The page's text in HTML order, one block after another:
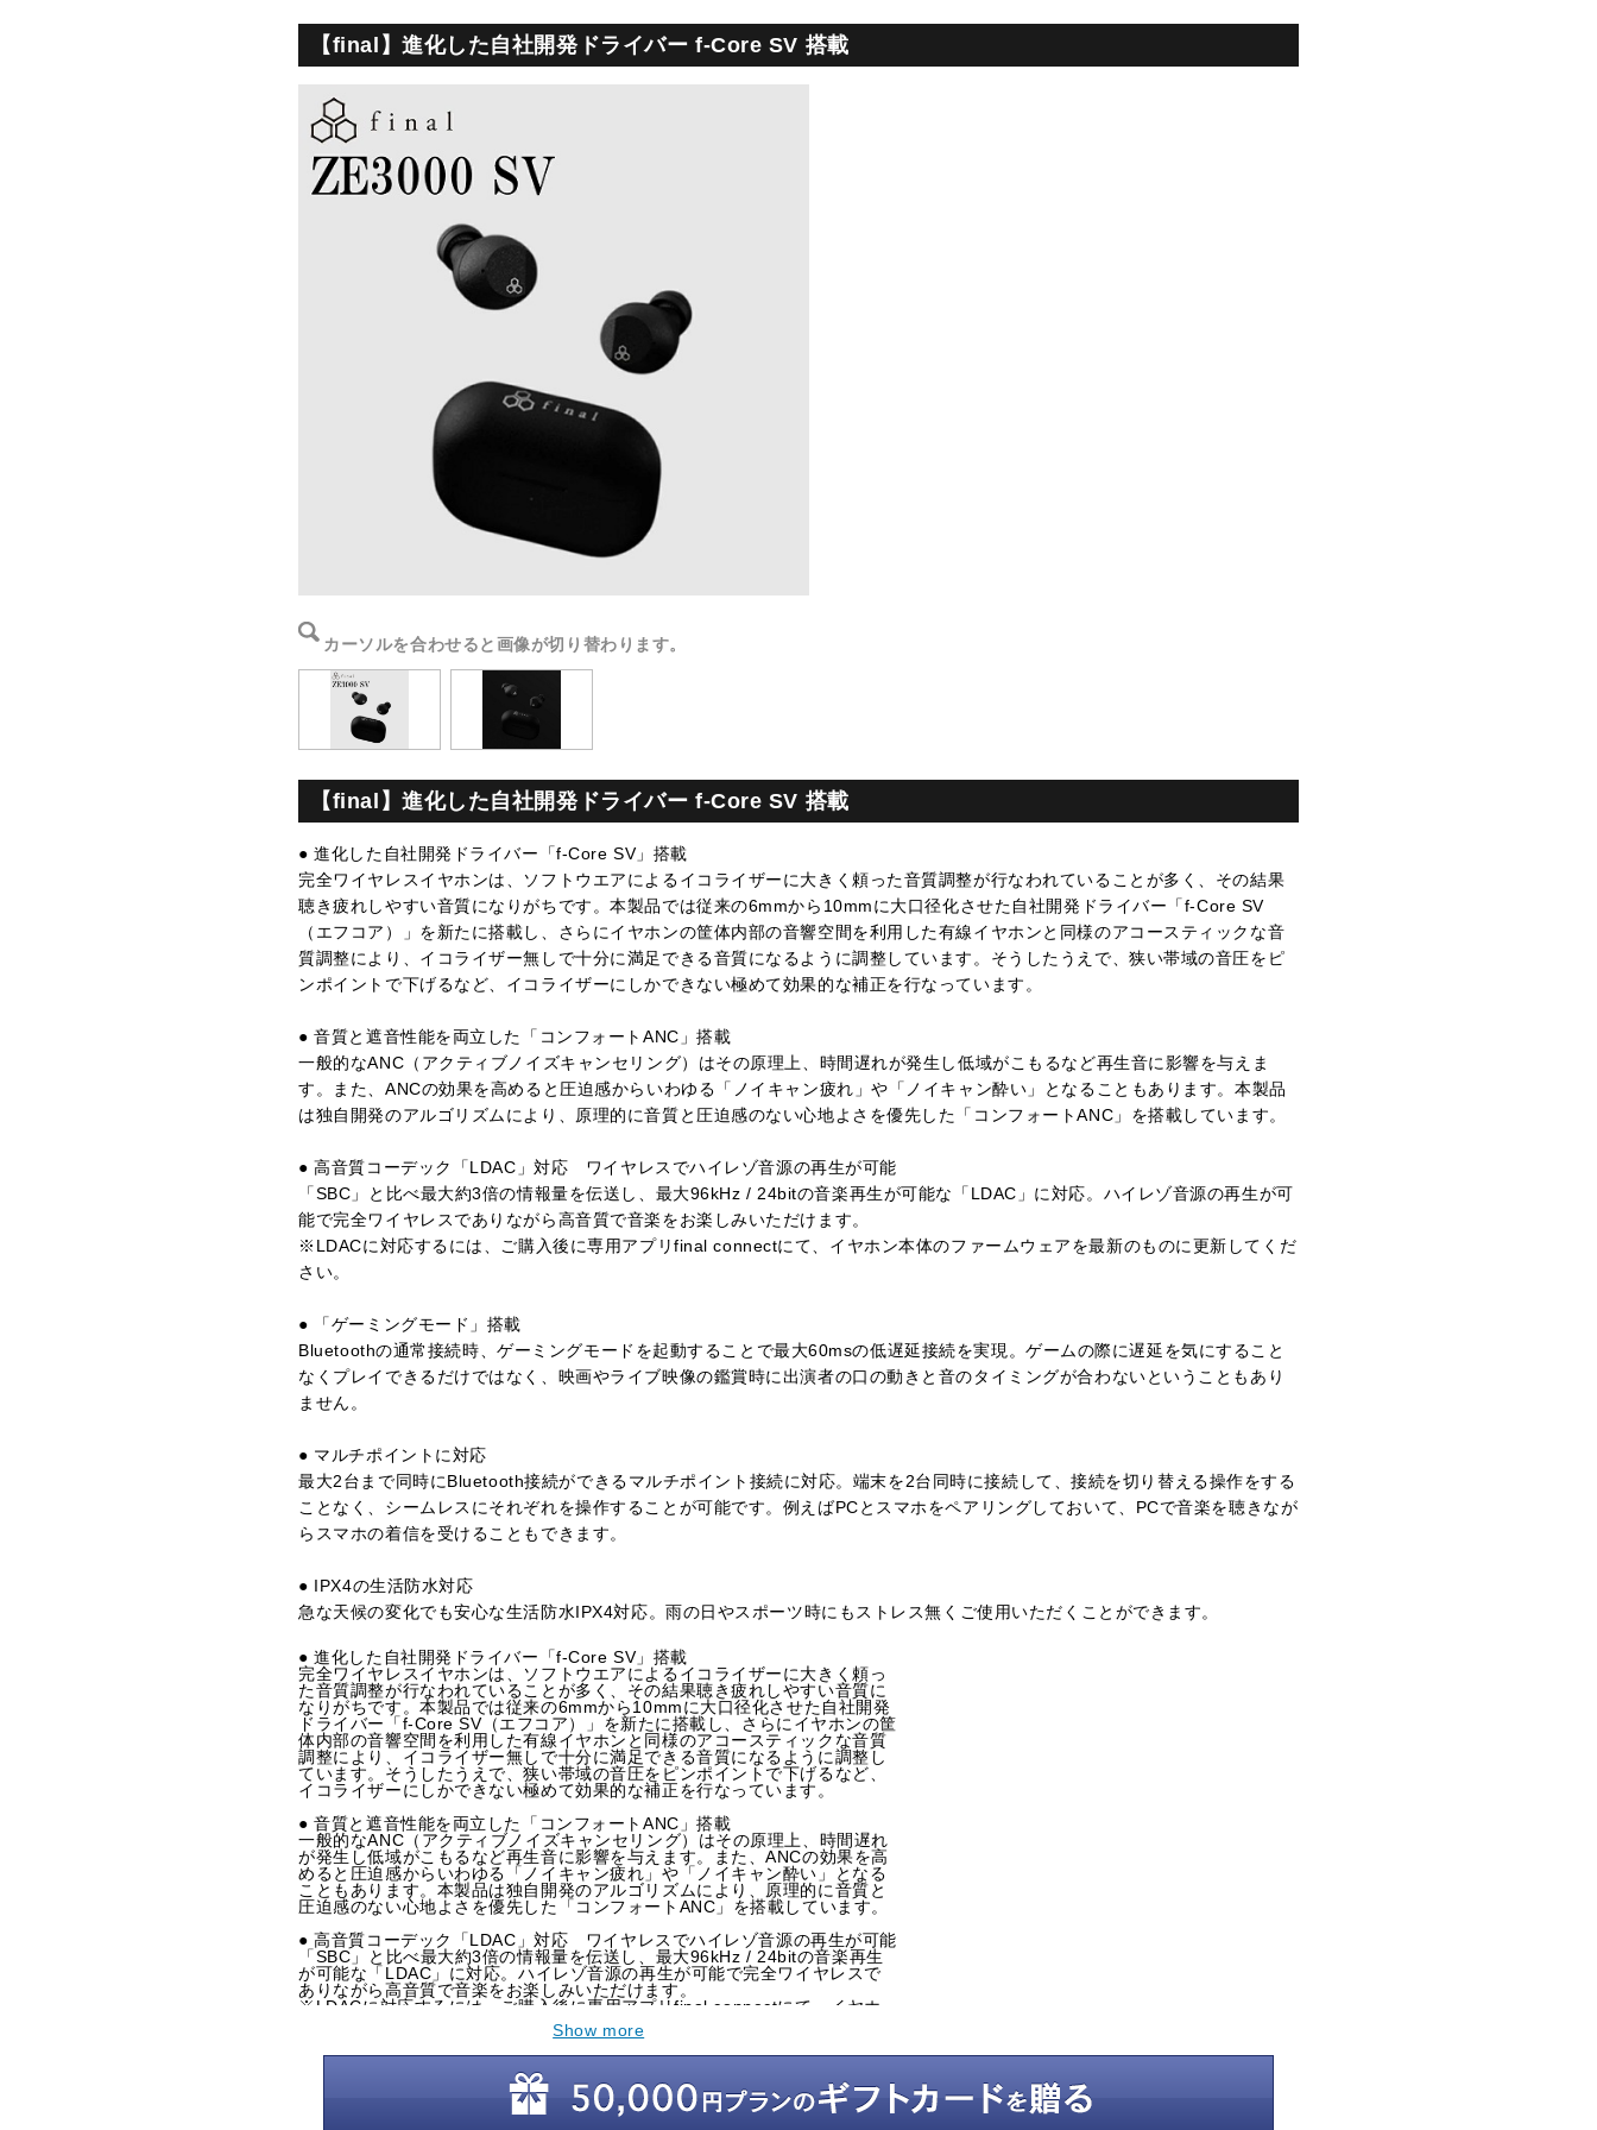
【final】進化した自社開発ドライバー f-Core SV 搭載
カーソルを合わせると画像が切り替わります。
【final】進化した自社開発ドライバー f-Core SV 搭載
● 進化した自社開発ドライバー「f-Core SV」搭載
完全ワイヤレスイヤホンは、ソフトウエアによるイコライザーに大きく頼った音質調整が行なわれていることが多く、その結果
聴き疲れしやすい音質になりがちです。本製品では従来の6mmから10mmに大口径化させた自社開発ドライバー「f-Core SV
（エフコア）」を新たに搭載し、さらにイヤホンの筐体内部の音響空間を利用した有線イヤホンと同様のアコースティックな音
質調整により、イコライザー無しで十分に満足できる音質になるように調整しています。そうしたうえで、狭い帯域の音圧をピ
ンポイントで下げるなど、イコライザーにしかできない極めて効果的な補正を行なっています。
● 音質と遮音性能を両立した「コンフォートANC」搭載
一般的なANC（アクティブノイズキャンセリング）はその原理上、時間遅れが発生し低域がこもるなど再生音に影響を与えま
す。また、ANCの効果を高めると圧迫感からいわゆる「ノイキャン疲れ」や「ノイキャン酔い」となることもあります。本製品
は独自開発のアルゴリズムにより、原理的に音質と圧迫感のない心地よさを優先した「コンフォートANC」を搭載しています。
● 高音質コーデック「LDAC」対応 ワイヤレスでハイレゾ音源の再生が可能
「SBC」と比べ最大約3倍の情報量を伝送し、最大96kHz / 24bitの音楽再生が可能な「LDAC」に対応。ハイレゾ音源の再生が可
能で完全ワイヤレスでありながら高音質で音楽をお楽しみいただけます。
※LDACに対応するには、ご購入後に専用アプリfinal connectにて、イヤホン本体のファームウェアを最新のものに更新してくだ
さい。
● 「ゲーミングモード」搭載
Bluetoothの通常接続時、ゲーミングモードを起動することで最大60msの低遅延接続を実現。ゲームの際に遅延を気にすること
なくプレイできるだけではなく、映画やライブ映像の鑑賞時に出演者の口の動きと音のタイミングが合わないということもあり
ません。
● マルチポイントに対応
最大2台まで同時にBluetooth接続ができるマルチポイント接続に対応。端末を2台同時に接続して、接続を切り替える操作をする
ことなく、シームレスにそれぞれを操作することが可能です。例えばPCとスマホをペアリングしておいて、PCで音楽を聴きなが
らスマホの着信を受けることもできます。
● IPX4の生活防水対応
急な天候の変化でも安心な生活防水IPX4対応。雨の日やスポーツ時にもストレス無くご使用いただくことができます。
● 進化した自社開発ドライバー「f-Core SV」搭載
完全ワイヤレスイヤホンは、ソフトウエアによるイコライザーに大きく頼っ
た音質調整が行なわれていることが多く、その結果聴き疲れしやすい音質に
なりがちです。本製品では従来の6mmから10mmに大口径化させた自社開発
ドライバー「f-Core SV（エフコア）」を新たに搭載し、さらにイヤホンの筐
体内部の音響空間を利用した有線イヤホンと同様のアコースティックな音質
調整により、イコライザー無しで十分に満足できる音質になるように調整し
ています。そうしたうえで、狭い帯域の音圧をピンポイントで下げるなど、
イコライザーにしかできない極めて効果的な補正を行なっています。
● 音質と遮音性能を両立した「コンフォートANC」搭載
一般的なANC（アクティブノイズキャンセリング）はその原理上、時間遅れ
が発生し低域がこもるなど再生音に影響を与えます。また、ANCの効果を高
めると圧迫感からいわゆる「ノイキャン疲れ」や「ノイキャン酔い」となる
こともあります。本製品は独自開発のアルゴリズムにより、原理的に音質と
圧迫感のない心地よさを優先した「コンフォートANC」を搭載しています。
● 高音質コーデック「LDAC」対応 ワイヤレスでハイレゾ音源の再生が可能
「SBC」と比べ最大約3倍の情報量を伝送し、最大96kHz / 24bitの音楽再生
が可能な「LDAC」に対応。ハイレゾ音源の再生が可能で完全ワイヤレスで
ありながら高音質で音楽をお楽しみいただけます。
※LDACに対応するには、ご購入後に専用アプリfinal connectにて、イヤホ
ン本体のファームウェアを最新のものに更新してください。
● 「ゲーミングモード」搭載
Bluetoothの通常接続時、ゲーミングモードを起動することで最大60msの低
遅延接続を実現。ゲームの際に遅延を気にすることなくプレイできるだけで
はなく、映画やライブ映像の鑑賞時に出演者の口の動きと音のタイミングが
Show more